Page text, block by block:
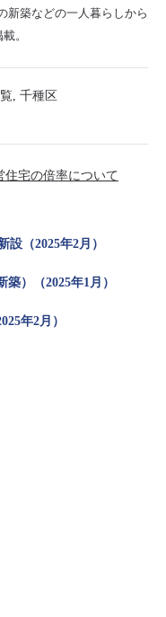
新築などの一人暮らしから
。
, 千種区
住宅の倍率について
（2025年2月）
）（2025年1月）
年2月）